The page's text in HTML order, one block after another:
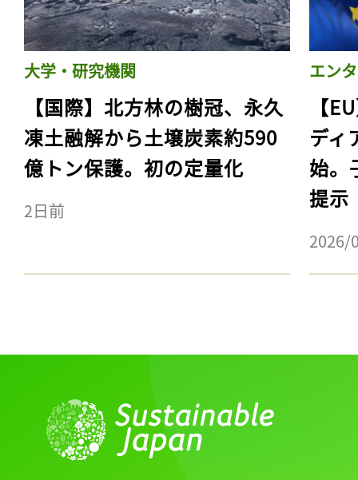
大学・研究機関
【国際】北方林の樹冠、永久
凍土融解から土壌炭素約590
億トン保護。初の定量化
2日前
エン
【
ディ
始。
提示
2026/